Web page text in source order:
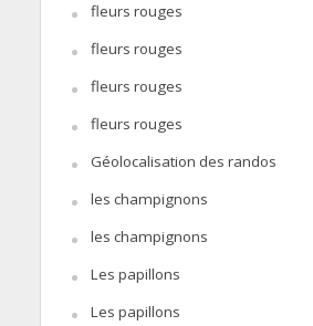
fleurs rouges
fleurs rouges
fleurs rouges
fleurs rouges
Géolocalisation des randos
les champignons
les champignons
Les papillons
Les papillons